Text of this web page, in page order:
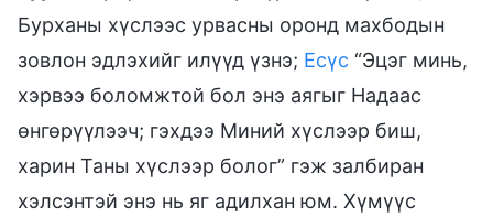
Бурханы хүслээс урвасны оронд махбодын
зовлон эдлэхийг илүүд үзнэ; Есүс “Эцэг минь,
хэрвээ боломжтой бол энэ аягыг Надаас
өнгөрүүлээч; гэхдээ Миний хүслээр биш,
харин Таны хүслээр болог” гэж залбиран
хэлсэнтэй энэ нь яг адилхан юм. Хүмүүс